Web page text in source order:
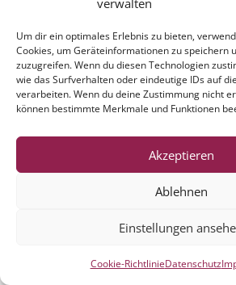
verwalten
Um dir ein optimales Erlebnis zu bieten,
Cookies, um Geräteinformationen zu speichern
zuzugreifen. Wenn du diesen Technologien
wie das Surfverhalten oder eindeutige IDs auf
verarbeiten. Wenn du deine Zustimmung nicht
können bestimmte Merkmale und Funktionen
Akzeptieren
Ablehnen
Einstellungen
Cookie-RichtlinieDatenschutz